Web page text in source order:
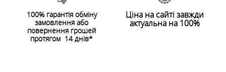
ЗАЛИШИТИ ВІДГУК
100% гарантія обміну
замовлення або
повернення грошей
протягом 14 днів*
Ціна на сайті завжди
актуальна на 100%